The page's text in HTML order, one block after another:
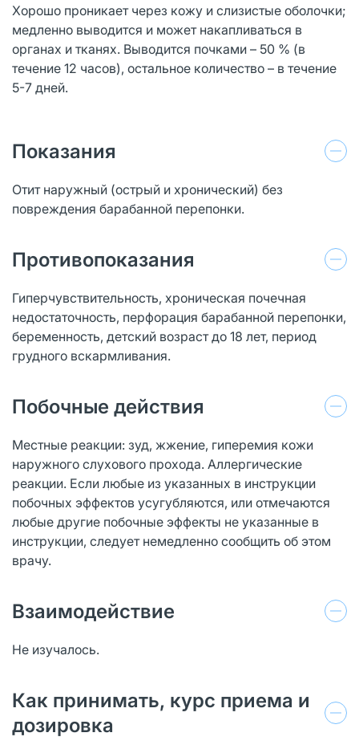
Хорошо проникает через кожу и слизистые оболочки;
медленно выводится и может накапливаться в
органах и тканях. Выводится почками – 50 % (в
течение 12 часов), остальное количество – в течение
5-7 дней.
Показания
Отит наружный (острый и хронический) без
повреждения барабанной перепонки.
Противопоказания
Гиперчувствительность, хроническая почечная
недостаточность, перфорация барабанной перепонки,
беременность, детский возраст до 18 лет, период
грудного вскармливания.
Побочные действия
Местные реакции: зуд, жжение, гиперемия кожи
наружного слухового прохода. Аллергические
реакции. Если любые из указанных в инструкции
побочных эффектов усугубляются, или отмечаются
любые другие побочные эффекты не указанные в
инструкции, следует немедленно сообщить об этом
врачу.
Взаимодействие
Не изучалось.
Как принимать, курс приема и
дозировка